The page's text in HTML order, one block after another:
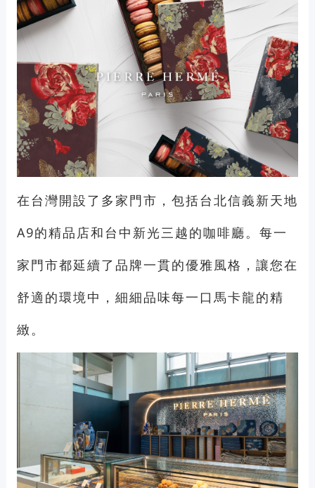
在台灣開設了多家門市，包括台北信義新天地
A9的精品店和台中新光三越的咖啡廳。每一
家門市都延續了品牌一貫的優雅風格，讓您在
舒適的環境中，細細品味每一口馬卡龍的精
緻。